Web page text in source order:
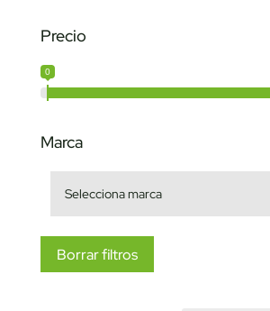
Precio
0
Marca
Borrar filtros